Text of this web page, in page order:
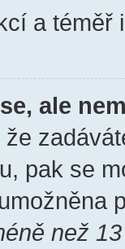
a téměř
ale
pak se
než